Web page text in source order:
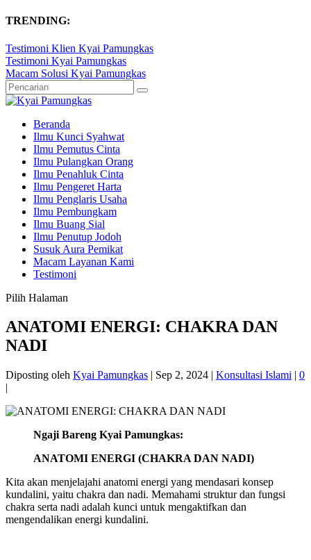
TRENDING:
Testimoni Klien Kyai Pamungkas
Testimoni Kyai Pamungkas
Macam Solusi Kyai Pamungkas
Beranda
Ilmu Kunci Syahwat
Ilmu Pemutus Cinta
Ilmu Pulangkan Orang
Ilmu Penahluk Cinta
Ilmu Pengeret Harta
Ilmu Penglaris Usaha
Ilmu Pembungkam
Ilmu Buang Sial
Ilmu Penutup Jodoh
Susuk Aura Pemikat
Macam Layanan Kami
Testimoni
Pilih Halaman
ANATOMI ENERGI: CHAKRA DAN
NADI
Diposting oleh Kyai Pamungkas | Sep 2, 2024 | Konsultasi Islami | 0
|
Ngaji Bareng Kyai Pamungkas:
ANATOMI ENERGI (CHAKRA DAN NADI)
Kita akan menjelajahi anatomi energi yang mendasari konsep
kundalini, yaitu chakra dan nadi. Memahami struktur dan fungsi
chakra serta nadi adalah kunci untuk mengaktifkan dan
mengendalikan energi kundalini.